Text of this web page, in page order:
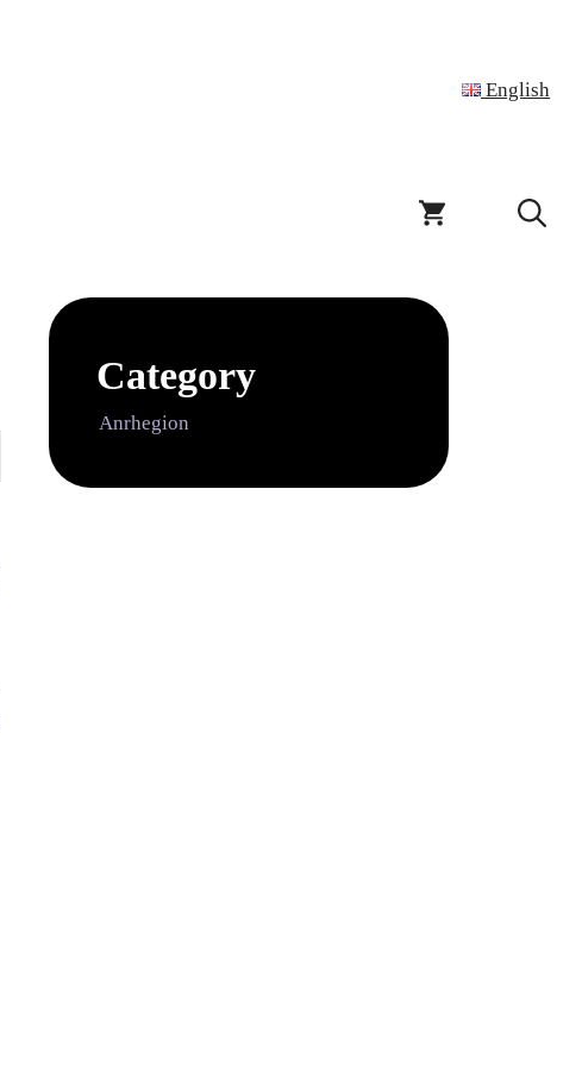
English
Category
Anrhegion